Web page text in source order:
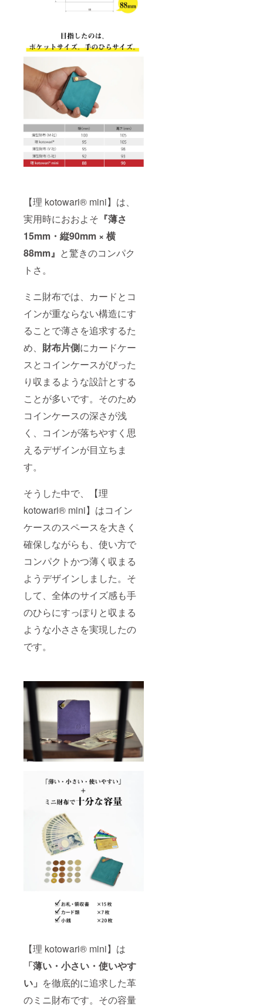
【理 kotowari® mini】は、
実用時におおよそ 『薄さ
15mm・縦90mm × 横
88mm』 と驚きのコンパク
トさ。
ミニ財布では、カードとコ
インが重ならない構造にす
ることで薄さを追求するた
め、 財布片側にカードケー
スとコインケースがぴった
り収まるような設計とする
ことが多いです。そのため
コインケースの深さが浅
く、コインが落ちやすく思
えるデザインが目立ちま
す。
そうした中で、【理
kotowari® mini】はコイン
ケースのスペースを大きく
確保しながらも、使い方で
コンパクトかつ薄く収まる
ようデザインしました。そ
して、全体のサイズ感も手
のひらにすっぽりと収まる
ような小ささを実現したの
です。
【理 kotowari® mini】は
「薄い・小さい・使いやす
い」 を徹底的に追求した革
のミニ財布です。その容量